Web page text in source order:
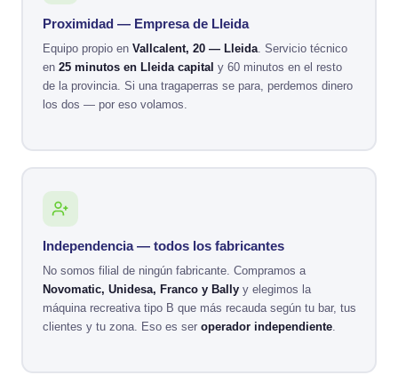
Proximidad — Empresa de Lleida
Equipo propio en Vallcalent, 20 — Lleida. Servicio técnico
en 25 minutos en Lleida capital y 60 minutos en el resto
de la provincia. Si una tragaperras se para, perdemos dinero
los dos — por eso volamos.
Independencia — todos los fabricantes
No somos filial de ningún fabricante. Compramos a
Novomatic, Unidesa, Franco y Ballyy elegimos la
máquina recreativa tipo B que más recauda según tu bar, tus
clientes y tu zona. Eso es ser operador independiente.